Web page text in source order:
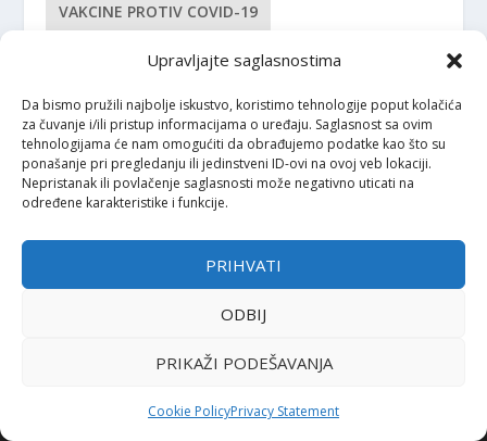
Upravljajte saglasnostima
Da bismo pružili najbolje iskustvo, koristimo tehnologije poput kolačića
za čuvanje i/ili pristup informacijama o uređaju. Saglasnost sa ovim
tehnologijama će nam omogućiti da obrađujemo podatke kao što su
ponašanje pri pregledanju ili jedinstveni ID-ovi na ovoj veb lokaciji.
Nepristanak ili povlačenje saglasnosti može negativno uticati na
određene karakteristike i funkcije.
PRIHVATI
ODBIJ
PRIKAŽI PODEŠAVANJA
Cookie PolicyPrivacy Statement
VAKCINE PROTIV COVID-19
IMPRESSUM
Urednica: Jelena Kalinić, MA, biolog, naučni novinar, sci-com i
bloger Društvo za promociju “Prirodnih nauka “Nauka i svijet”,
dobitnica EurekaAlert (AAAS) Felowship 2020. za naučne
novinare.